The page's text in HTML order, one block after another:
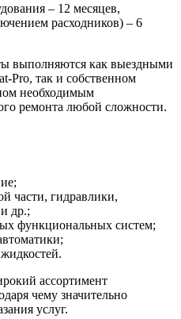
– 12 месяцев,
расходников) – 6
выполняются как выездными
Pro, так и собственном
необходимым
ремонта любой сложности.
части, гидравлики,
др.;
функциональных систем;
ассортимент
чему значительно
услуг.